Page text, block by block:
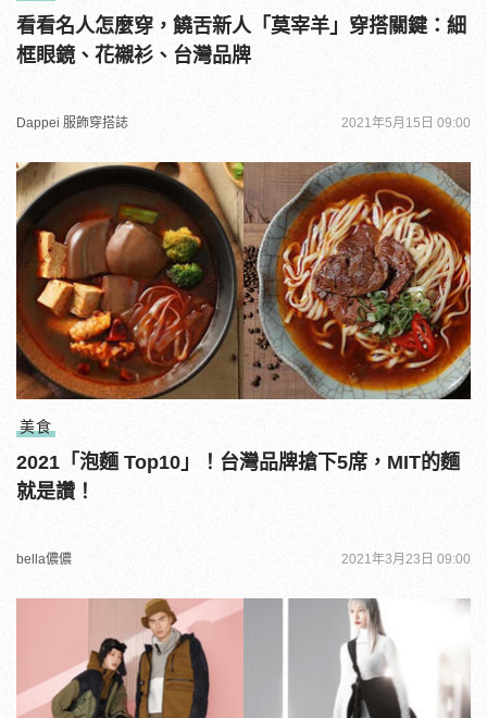
看看名人怎麼穿，饒舌新人「莫宰羊」穿搭關鍵：細
框眼鏡、花襯衫、台灣品牌
Dappei 服飾穿搭誌 2021年5月15日 09:00
美食
2021「泡麵 Top10」！台灣品牌搶下5席，MIT的麵
就是讚！
bella儂儂 2021年3月23日 09:00